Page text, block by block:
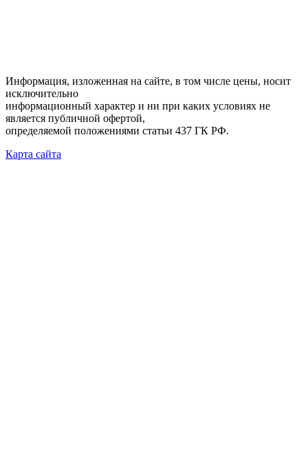
Информация, изложенная на сайте, в том числе цены, носит
исключительно
информационный характер и ни при каких условиях не
является публичной офертой,
определяемой положениями статьи 437 ГК РФ.
Карта сайта